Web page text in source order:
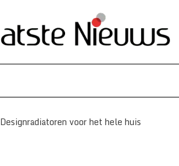
Designradiatoren voor het hele huis